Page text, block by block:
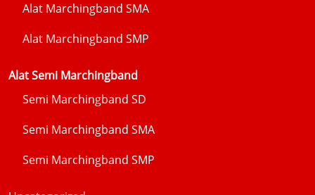
Alat Marchingband SMA
Alat Marchingband SMP
Alat Semi Marchingband
Semi Marchingband SD
Semi Marchingband SMA
Semi Marchingband SMP